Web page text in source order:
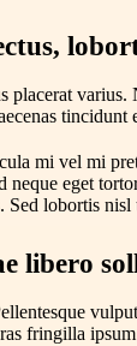
placerat
mi vel mi
eget
Sed lobortis
libero
fringilla